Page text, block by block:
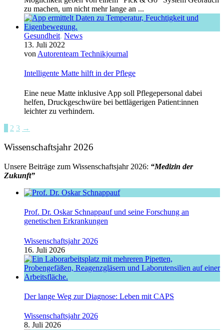
zu machen, um nicht mehr lange an ...
Gesundheit, News
13. Juli 2022
von Autorenteam Technikjournal
Intelligente Matte hilft in der Pflege
Eine neue Matte inklusive App soll Pflegepersonal dabei
helfen, Druckgeschwüre bei bettlägerigen Patient:innen
leichter zu verhindern.
2 3 →
Wissenschaftsjahr 2026
Unsere Beiträge zum Wissenschaftsjahr 2026: “Medizin der
Zukunft”
Prof. Dr. Oskar Schnappauf und seine Forschung an
genetischen Erkrankungen
Wissenschaftsjahr 2026
16. Juli 2026
Der lange Weg zur Diagnose: Leben mit CAPS
Wissenschaftsjahr 2026
8. Juli 2026